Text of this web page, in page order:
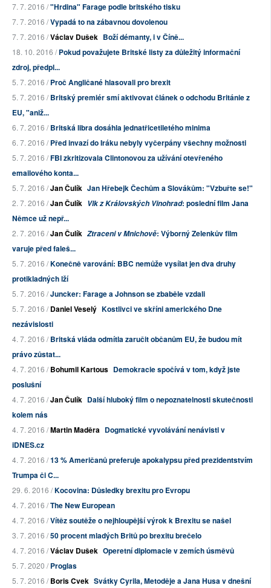
7. 7. 2016 /"Hrdina" Farage podle britského tisku
7. 7. 2016 /Vypadá to na zábavnou dovolenou
7. 7. 2016 /Václav Dušek Boží démanty, i v Číně...
18. 10. 2016 /Pokud považujete Britské listy za důležitý informační
zdroj, předpl...
5. 7. 2016 /Proč Angličané hlasovali pro brexit
5. 7. 2016 /Britský premiér smí aktivovat článek o odchodu Británie z
EU, "aniž...
6. 7. 2016 /Britská libra dosáhla jednatřicetiletého minima
6. 7. 2016 /Před invazí do Iráku nebyly vyčerpány všechny možnosti
5. 7. 2016 /FBI zkritizovala Clintonovou za užívání otevřeného
emailového konta...
5. 7. 2016 /Jan Čulík Jan Hřebejk Čechům a Slovákům: "Vzbuřte se!"
2. 7. 2016 /Jan Čulík Vlk z Královských Vinohrad: poslední film Jana
Němce už nepř...
2. 7. 2016 /Jan Čulík Ztraceni v Mnichově: Výborný Zelenkův film
varuje před faleš...
5. 7. 2016 /Konečně varování: BBC nemůže vysílat jen dva druhy
protikladných lží
5. 7. 2016 /Juncker: Farage a Johnson se zbaběle vzdali
5. 7. 2016 /Daniel Veselý Kostlivci ve skříni amerického Dne
nezávislosti
4. 7. 2016 /Britská vláda odmítla zaručit občanům EU, že budou mít
právo zůstat...
4. 7. 2016 /Bohumil Kartous Demokracie spočívá v tom, když jste
poslušní
4. 7. 2016 /Jan Čulík Další hluboký film o nepoznatelnosti skutečnosti
kolem nás
4. 7. 2016 /Martin Maděra Dogmatické vyvolávání nenávisti v
iDNES.cz
4. 7. 2016 /13 % Američanů preferuje apokalypsu před prezidentstvím
Trumpa či C...
29. 6. 2016 /Kocovina: Důsledky brexitu pro Evropu
4. 7. 2016 /The New European
4. 7. 2016 /Vítěz soutěže o nejhloupější výrok k Brexitu se našel
3. 7. 2016 /50 procent mladých Britů po brexitu brečelo
4. 7. 2016 /Václav Dušek Operetní diplomacie v zemích úsměvů
5. 7. 2020 /Proglas
5. 7. 2016 /Boris Cvek Svátky Cyrila, Metoděje a Jana Husa v dnešní